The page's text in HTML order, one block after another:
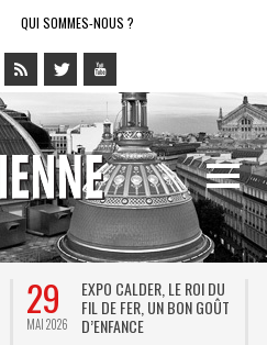
QUI SOMMES-NOUS ?
29
MAI 2026
EXPO CALDER, LE ROI DU
FIL DE FER, UN BON GOÛT
D’ENFANCE